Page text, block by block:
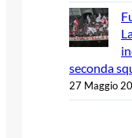
seconda
27 Maggio